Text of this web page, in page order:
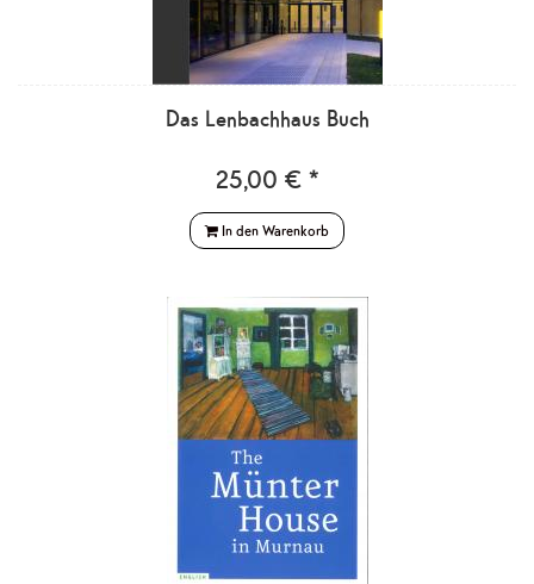
Das Lenbachhaus Buch
25,00 € *
In den Warenkorb